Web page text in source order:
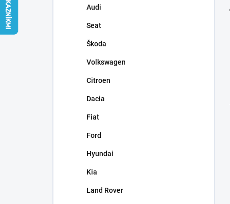
Audi
Seat
Škoda
Volkswagen
Citroen
Dacia
Fiat
Ford
Hyundai
Kia
Land Rover